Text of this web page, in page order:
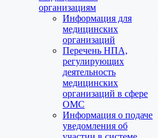
организациям
Информация для
медицинских
организаций
Перечень НПА,
регулирующих
деятельность
медицинских
организаций в сфере
ОМС
Информация о подаче
уведомления об